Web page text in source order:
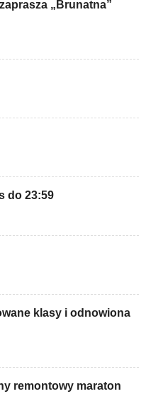
„Brunatna”
do 23:59
klasy i odnowiona
remontowy maraton